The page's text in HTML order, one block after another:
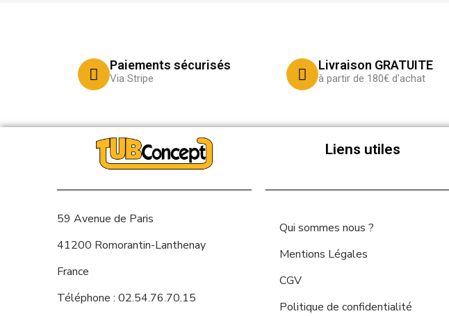
Paiements sécurisés
Via Stripe
Livraison GRATUITE
à partir de 180€ d'achat
59 Avenue de Paris
41200 Romorantin-Lanthenay
France
Téléphone : 02.54.76.70.15
Liens utiles
Qui sommes nous ?
Mentions Légales
CGV
Politique de confidentialité